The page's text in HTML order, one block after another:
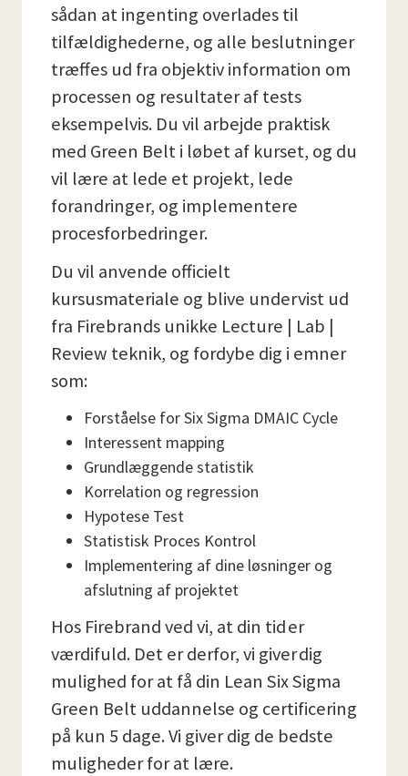
sådan at ingenting overlades til
tilfældighederne, og alle beslutninger
træffes ud fra objektiv information om
processen og resultater af tests
eksempelvis. Du vil arbejde praktisk
med Green Belt i løbet af kurset, og du
vil lære at lede et projekt, lede
forandringer, og implementere
procesforbedringer.
Du vil anvende officielt
kursusmateriale og blive undervist ud
fra Firebrands unikke Lecture | Lab |
Review teknik, og fordybe dig i emner
som:
Forståelse for Six Sigma DMAIC Cycle
Interessent mapping
Grundlæggende statistik
Korrelation og regression
Hypotese Test
Statistisk Proces Kontrol
Implementering af dine løsninger og
afslutning af projektet
Hos Firebrand ved vi, at din tid er
værdifuld. Det er derfor, vi giver dig
mulighed for at få din Lean Six Sigma
Green Belt uddannelse og certificering
på kun 5 dage. Vi giver dig de bedste
muligheder for at lære.